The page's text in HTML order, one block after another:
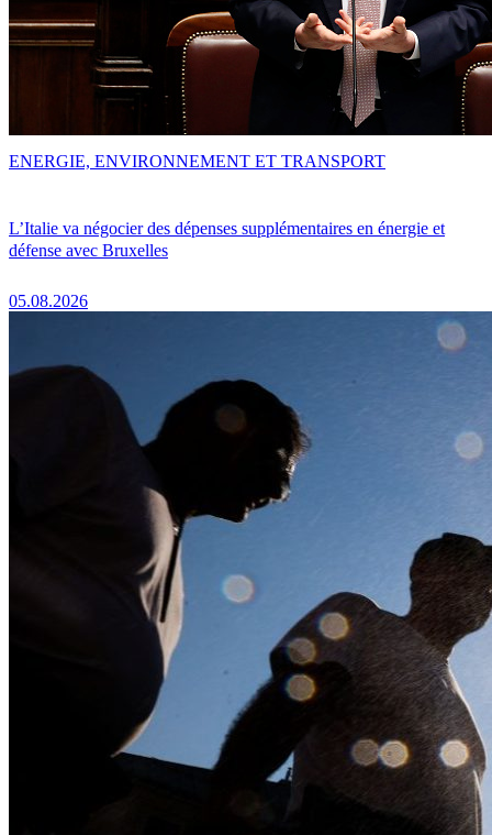
L’Italie va négocier des dépenses supplémentaires en énergie et
défense avec Bruxelles
05.08.2026
ENERGIE, ENVIRONNEMENT ET TRANSPORT